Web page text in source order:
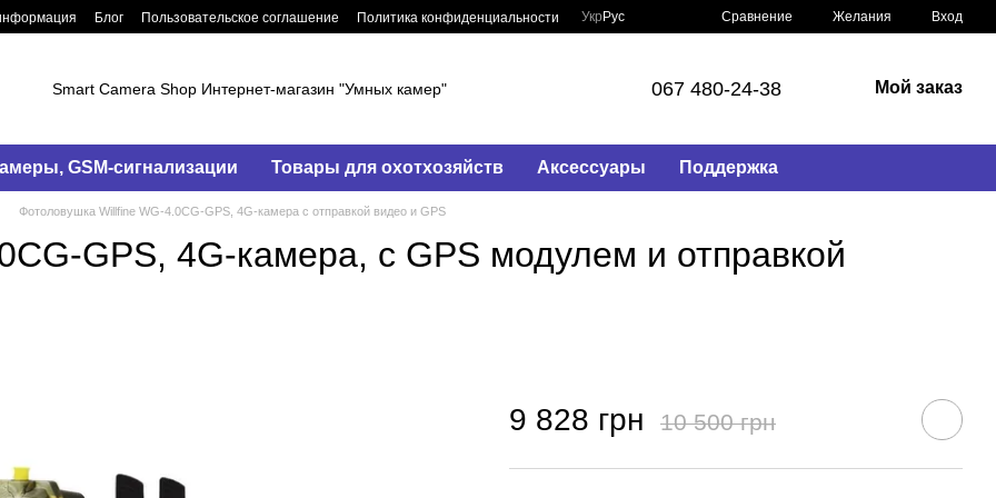
Блог Пользовательское соглашение Политика конфиденциальности Укр Рус Сравнение Желания Вход
Smart Camera Shop Интернет-магазин "Умных камер" 067 480-24-38 Мой заказ
GSM-сигнализации Товары для охотхозяйств Аксессуары Поддержка
Фотоловушка Willfine WG-4.0CG-GPS, 4G-камера с отправкой видео и GPS
GPS, 4G-камера, с GPS модулем и отправкой
9 828 грн 10 500 грн